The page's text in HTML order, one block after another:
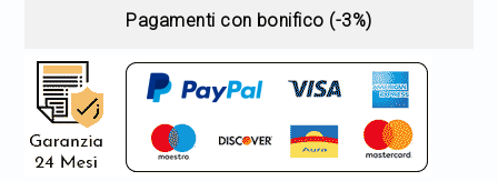
Pagamenti con bonifico (-3%)